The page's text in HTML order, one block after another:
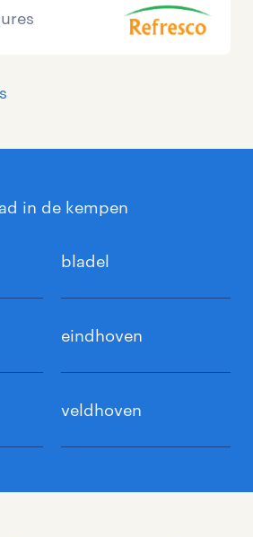
in de kempen
bladel
eindhoven
veldhoven